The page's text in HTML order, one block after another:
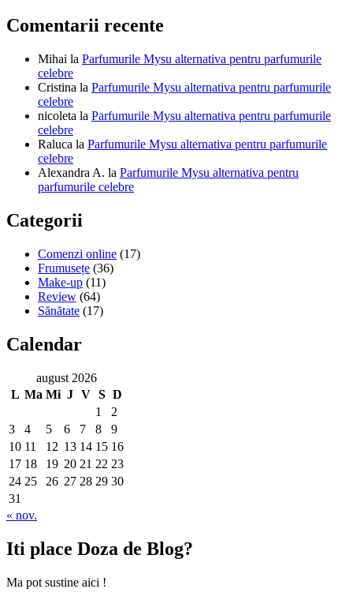
Comentarii recente
Mihai la Parfumurile Mysu alternativa pentru parfumurile
celebre
Cristina la Parfumurile Mysu alternativa pentru parfumurile
celebre
nicoleta la Parfumurile Mysu alternativa pentru parfumurile
celebre
Raluca la Parfumurile Mysu alternativa pentru parfumurile
celebre
Alexandra A. la Parfumurile Mysu alternativa pentru
parfumurile celebre
Categorii
Comenzi online (17)
Frumusețe (36)
Make-up (11)
Review (64)
Sănătate (17)
Calendar
august 2026
L Ma Mi J V S D
1
2
3
4 5 6 7 8
9
10 11 12 13 14 15 16
17 18 19 20 21 22 23
24 25 26 27 28 29 30
31
« nov.
Iti place Doza de Blog?
Ma pot sustine aici !